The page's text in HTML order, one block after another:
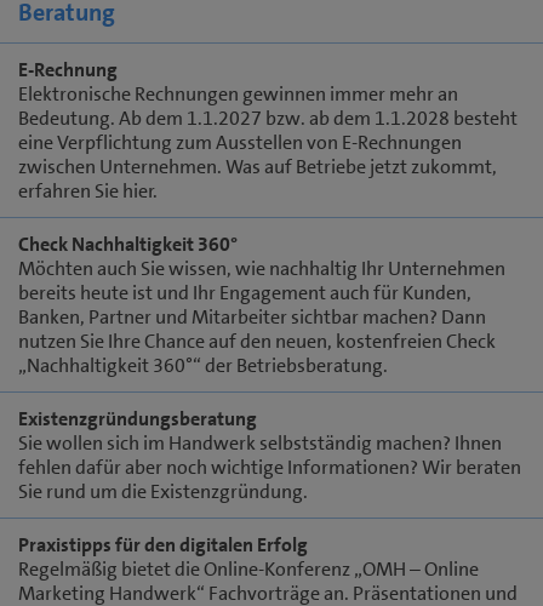
Beratung
E-Rechnung
Elektronische Rechnungen gewinnen immer mehr an
Bedeutung. Ab dem 1.1.2027 bzw. ab dem 1.1.2028 besteht
eine Verpflichtung zum Ausstellen von E-Rechnungen
zwischen Unternehmen. Was auf Betriebe jetzt zukommt,
erfahren Sie hier.
Check Nachhaltigkeit 360°
Möchten auch Sie wissen, wie nachhaltig Ihr Unternehmen
bereits heute ist und Ihr Engagement auch für Kunden,
Banken, Partner und Mitarbeiter sichtbar machen? Dann
nutzen Sie Ihre Chance auf den neuen, kostenfreien Check
„Nachhaltigkeit 360°“ der Betriebsberatung.
Existenzgründungsberatung
Sie wollen sich im Handwerk selbstständig machen? Ihnen
fehlen dafür aber noch wichtige Informationen? Wir beraten
Sie rund um die Existenzgründung.
Praxistipps für den digitalen Erfolg
Regelmäßig bietet die Online-Konferenz „OMH – Online
Marketing Handwerk“ Fachvorträge an. Präsentationen und